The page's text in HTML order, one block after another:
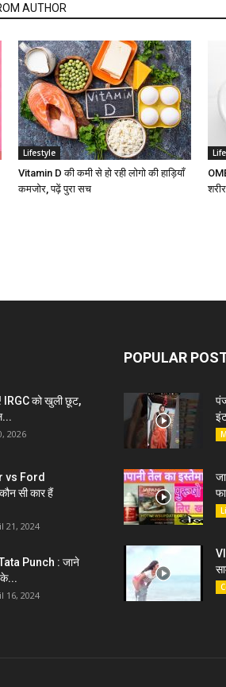
AUTHOR
Lifestyle
Vitamin D की कमी से हो रही लोगो की हाड़ियाँ
कमजोर, पढ़ें पुरा सच
को खुली छूट,
2026
vs Ford
सी कार हैं
21, 2024
Punch : जाने
16, 2024
POPULAR